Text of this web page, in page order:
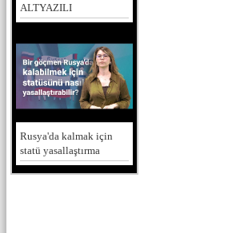
ALTYAZILI
Rusya'da kalmak için
statü yasallaştırma